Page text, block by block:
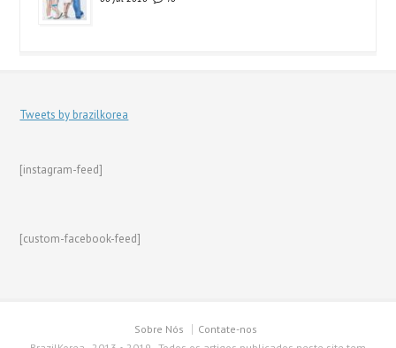
Tweets by brazilkorea
[instagram-feed]
[custom-facebook-feed]
Sobre Nós
Contate-nos